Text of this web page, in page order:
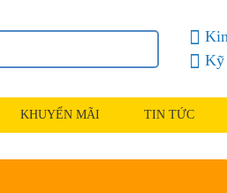
Kỹ
KHUYẾN MÃI TIN TỨC